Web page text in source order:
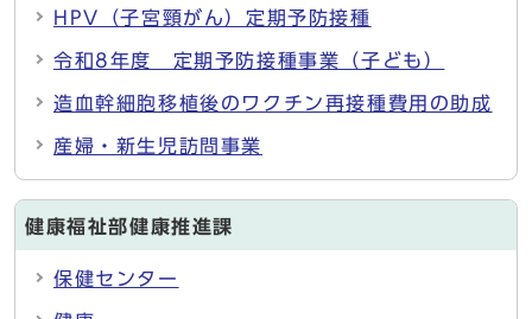
HPV（子宮頸がん）定期予防接種
令和8年度 定期予防接種事業（子ども）
造血幹細胞移植後のワクチン再接種費用の助成
産婦・新生児訪問事業
健康福祉部健康推進課
保健センター